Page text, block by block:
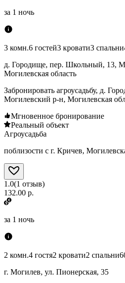
за 1 ночь
3 комн.6 гостей3 кровати3 спальни
д. Городище, пер. Школьный, 13,
Могилевская область
Забронировать агроусадьбу, д.
Могилевский р-н, Могилевская
Мгновенное бронирование
Реальный объект
Агроусадьба
поблизости с г. Кричев,
1.0(1 отзыв)
132.00 р.
за 1 ночь
2 комн.4 гостя2 кровати2 спальни
г. Могилев, ул. Пионерская, 35